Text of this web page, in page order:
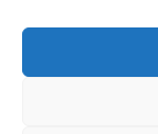
Neue Podcast-
27. Juli 2026